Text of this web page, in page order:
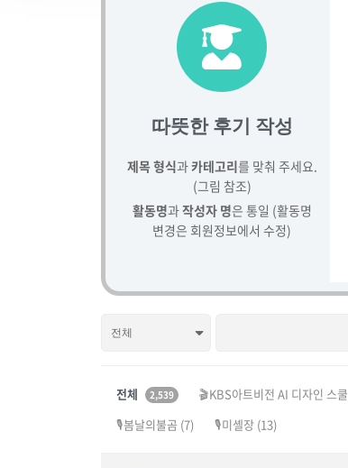
따뜻한 후기 작성
제목 형식과카테고리를 맞춰 주세요.
(그림 참조)
활동명과작성자 명은 통일 (활동명
변경은 회원정보에서 수정)
전체 2,539 🎬KBS아트비전 AI 디자인 스쿨
🎙️봄날의불곰 (7) 🎙️미셸장 (13)